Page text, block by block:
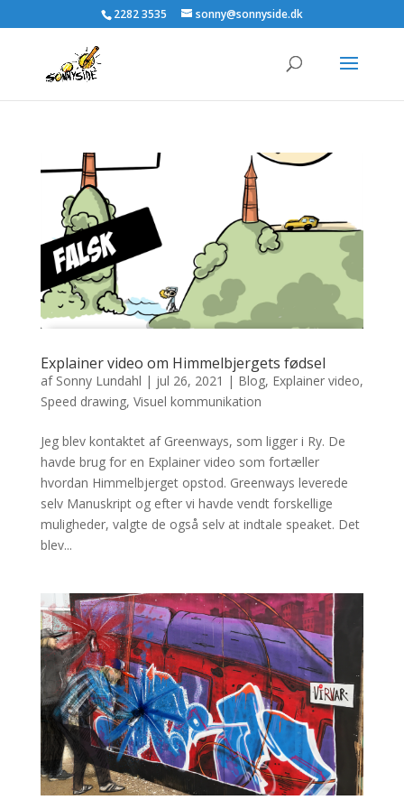
2282 3535 sonny@sonnyside.dk
Explainer video om Himmelbjergets fødsel
af Sonny Lundahl | jul 26, 2021 | Blog, Explainer video,
Speed drawing, Visuel kommunikation
Jeg blev kontaktet af Greenways, som ligger i Ry. De
havde brug for en Explainer video som fortæller
hvordan Himmelbjerget opstod. Greenways leverede
selv Manuskript og efter vi havde vendt forskellige
muligheder, valgte de også selv at indtale speaket. Det
blev...